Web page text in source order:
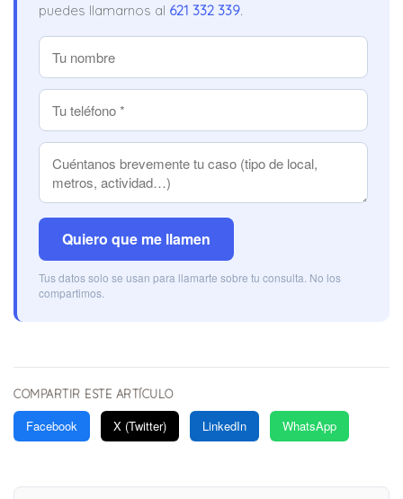
puedes llamarnos al 621 332 339.
Quiero que me llamen
Tus datos solo se usan para llamarte sobre tu consulta. No los
compartimos.
COMPARTIR ESTE ARTÍCULO
Facebook X (Twitter) LinkedIn WhatsApp